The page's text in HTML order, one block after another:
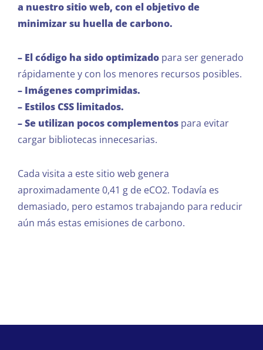
a nuestro sitio web, con el objetivo de
minimizar su huella de carbono.
– El código ha sido optimizado para ser generado
rápidamente y con los menores recursos posibles.
– Imágenes comprimidas.
– Estilos CSS limitados.
– Se utilizan pocos complementos para evitar
cargar bibliotecas innecesarias.
Cada visita a este sitio web genera
aproximadamente 0,41 g de eCO2. Todavía es
demasiado, pero estamos trabajando para reducir
aún más estas emisiones de carbono.